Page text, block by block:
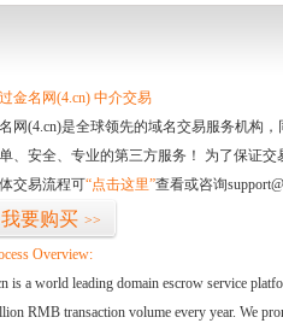
金名网(4.cn) 中介交易
网(4.cn)是全球领先的域名交易服务机构
、安全、专业的第三方服务！ 为了保证
交易流程可“点击这里”查看或咨询
我要购买 >>
Overview:
is a world leading domain escrow service
RMB transaction volume every year. We